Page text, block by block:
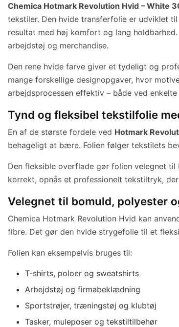
Chemica Hotmark Revolution Hvid – White
tekstiler. Den hvide transferfolie er udviklet
resultat med høj komfort og lang
arbejdstøj og merchandise.
Den rene hvide farve giver et tydeligt og
mange forskellige designopgaver, hvor
arbejdsprocessen effektiv – både ved
Tynd og fleksibel tekstilfolie
En af de største fordele ved Hotmark
behageligt at bære. Folien følger tekstilets
Den fleksible overflade gør folien velegnet
korrekt, opnås et professionelt tekstiltryk,
Velegnet til bomuld, polyester
Chemica Hotmark Revolution Hvid kan
fibre. Det gør den hvide strygefolie til et
Folien kan eksempelvis bruges til:
T-shirts, poloer og sweatshirts
Arbejdstøj og firmabeklædning
Sportstrøjer, træningstøj og klubtøj
Tasker, muleposer og tekstiltilbehør